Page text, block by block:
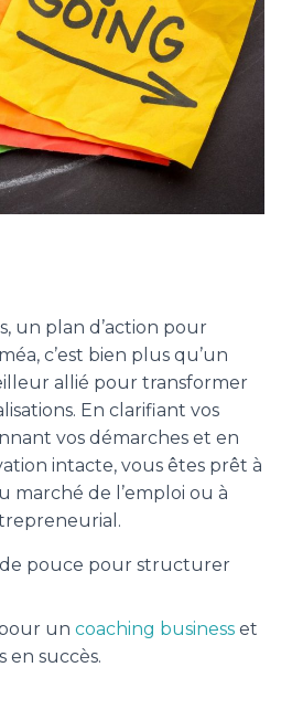
un plan d’action pour
c’est bien plus qu’un
allié pour transformer
En clarifiant vos
vos démarches et en
intacte, vous êtes prêt à
marché de l’emploi ou à
de pouce pour structurer
un coaching business et
en succès.